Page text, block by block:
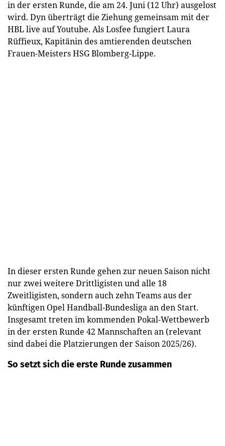
in der ersten Runde, die am 24. Juni (12 Uhr) ausgelost
wird. Dyn überträgt die Ziehung gemeinsam mit der
HBL live auf Youtube. Als Losfee fungiert Laura
Rüffieux, Kapitänin des amtierenden deutschen
Frauen-Meisters HSG Blomberg-Lippe.
In dieser ersten Runde gehen zur neuen Saison nicht
nur zwei weitere Drittligisten und alle 18
Zweitligisten, sondern auch zehn Teams aus der
künftigen Opel Handball-Bundesliga an den Start.
Insgesamt treten im kommenden Pokal-Wettbewerb
in der ersten Runde 42 Mannschaften an (relevant
sind dabei die Platzierungen der Saison 2025/26).
So setzt sich die erste Runde zusammen